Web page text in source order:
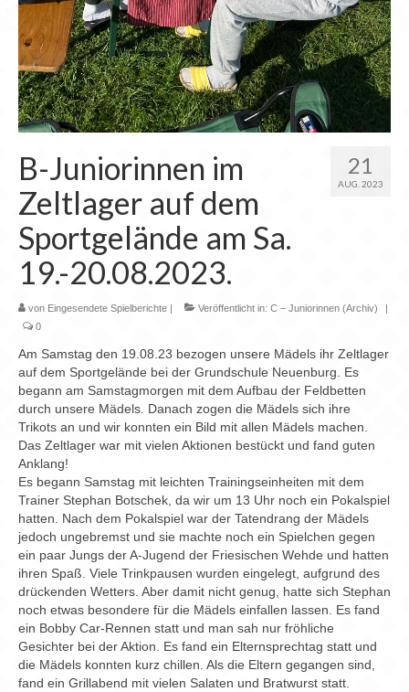
21
AUG. 2023
B-Juniorinnen im
Zeltlager auf dem
Sportgelände am Sa.
19.-20.08.2023.
von Eingesendete Spielberichte | Veröffentlicht in: C – Juniorinnen (Archiv)
|
0
Am Samstag den 19.08.23 bezogen unsere Mädels ihr Zeltlager
auf dem Sportgelände bei der Grundschule Neuenburg. Es
begann am Samstagmorgen mit dem Aufbau der Feldbetten
durch unsere Mädels. Danach zogen die Mädels sich ihre
Trikots an und wir konnten ein Bild mit allen Mädels machen.
Das Zeltlager war mit vielen Aktionen bestückt und fand guten
Anklang!
Es begann Samstag mit leichten Trainingseinheiten mit dem
Trainer Stephan Botschek, da wir um 13 Uhr noch ein Pokalspiel
hatten. Nach dem Pokalspiel war der Tatendrang der Mädels
jedoch ungebremst und sie machte noch ein Spielchen gegen
ein paar Jungs der A-Jugend der Friesischen Wehde und hatten
ihren Spaß. Viele Trinkpausen wurden eingelegt, aufgrund des
drückenden Wetters. Aber damit nicht genug, hatte sich Stephan
noch etwas besondere für die Mädels einfallen lassen. Es fand
ein Bobby Car-Rennen statt und man sah nur fröhliche
Gesichter bei der Aktion. Es fand ein Elternsprechtag statt und
die Mädels konnten kurz chillen. Als die Eltern gegangen sind,
fand ein Grillabend mit vielen Salaten und Bratwurst statt.